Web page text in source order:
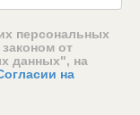
персональных
от
данных", на
на